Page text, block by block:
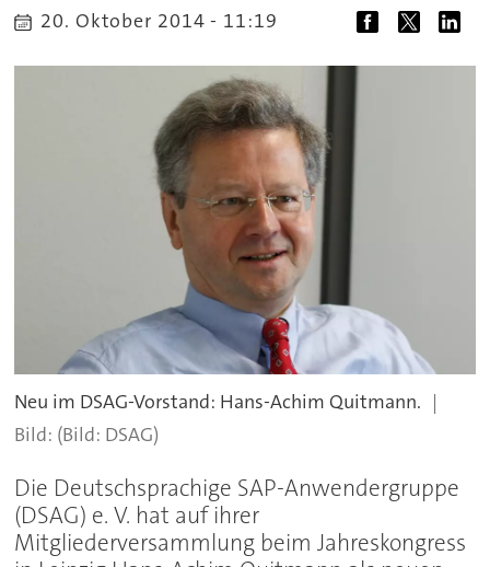
20. Oktober 2014 - 11:19
Neu im DSAG-Vorstand: Hans-Achim Quitmann.
(Bild: DSAG)
Die Deutschsprachige SAP-Anwendergruppe
(DSAG) e. V. hat auf ihrer
Mitgliederversammlung beim Jahreskongress